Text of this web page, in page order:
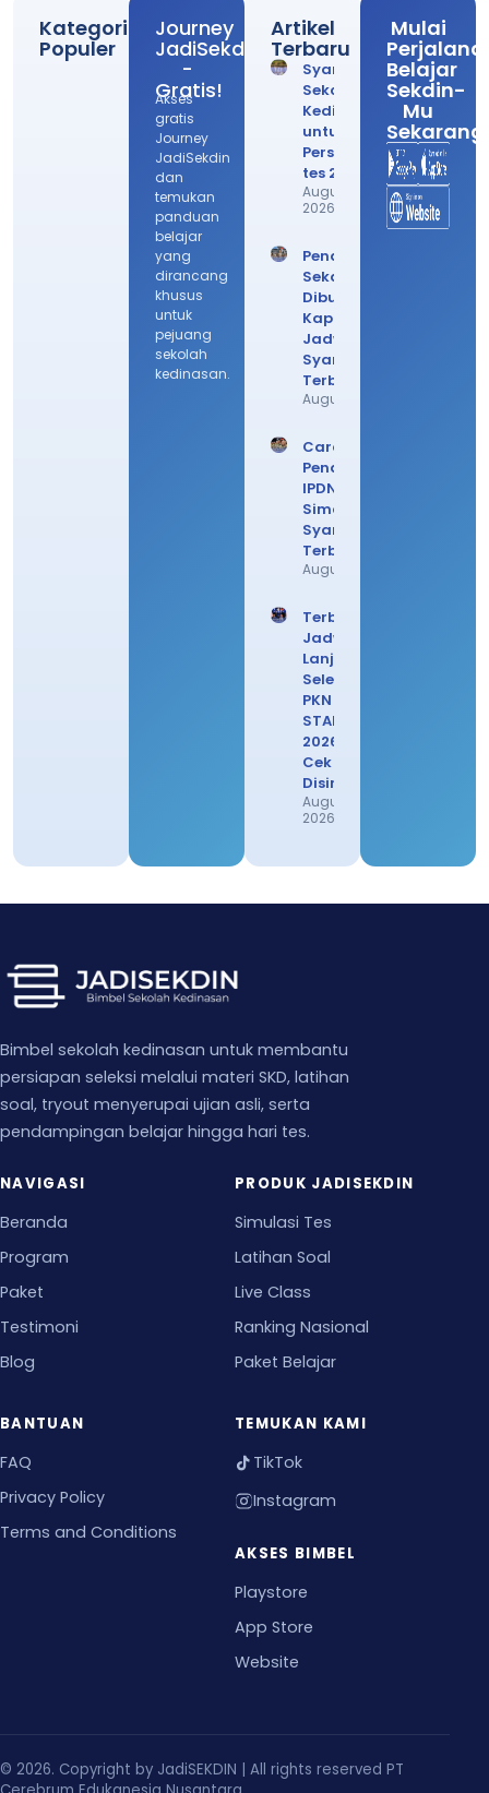
Kategori
Populer
Journey
JadiSekdin
-
Gratis!
Akses
gratis
Journey
JadiSekdin
dan
temukan
panduan
belajar
yang
dirancang
khusus
untuk
pejuang
sekolah
kedinasan.
Artikel
Terbaru
Syarat
Sekolah
Kedinasan
untuk
Persiapan
tes 2026!
August 6,
2026
Pendaftaran
Sekdin
Dibuka
Kapan? Cek
Jadwal
Syarat
Terbarunya
August 4, 2026
Cara Daftar
Pendaftaran
IPDN 2026,
Simak
Syarat
Terbarunya
August 3, 2026
Terbaru!
Jadwal
Lanjutan
Seleksi
PKN
STAN
2026,
Cek
Disini
August 1,
2026
Mulai
Belajar
Sekdin-
Mu
Sekarang
Bimbel sekolah kedinasan untuk membantu
persiapan seleksi melalui materi SKD, latihan
soal, tryout menyerupai ujian asli, serta
pendampingan belajar hingga hari tes.
NAVIGASI
Beranda
Program
Paket
Testimoni
Blog
PRODUK JADISEKDIN
Simulasi Tes
Latihan Soal
Live Class
Ranking Nasional
Paket Belajar
BANTUAN
FAQ
Privacy Policy
Terms and Conditions
TEMUKAN KAMI
TikTok
Instagram
AKSES BIMBEL
Playstore
App Store
Website
© 2026. Copyright by JadiSEKDIN | All rights reserved PT